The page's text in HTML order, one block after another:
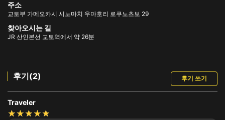
주소
교토부 가메오카시 시노마치 우마호리 로쿠노츠보 29
찾아오시는 길
JR 산인본선 교토역에서 약 26분
후기(2) 후기 쓰기
Traveler